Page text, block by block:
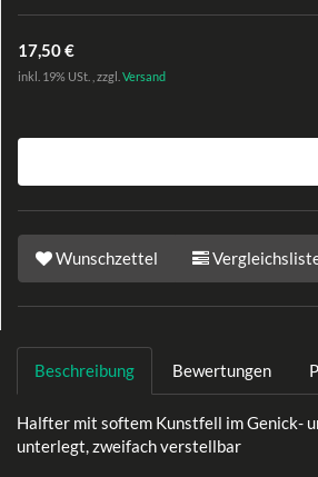
17,50 €
inkl. 19% USt. , zzgl. Versand
Wunschzettel
Beschreibung Bewertungen
Halfter mit softem Kunstfell im Genick-
unterlegt, zweifach verstellbar